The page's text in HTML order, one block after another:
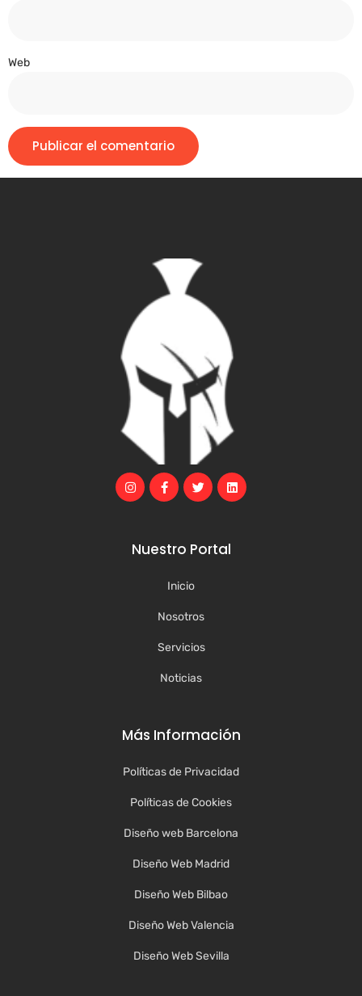
Web
Nuestro Portal
Inicio
Nosotros
Servicios
Noticias
Más Información
Políticas de Privacidad
Políticas de Cookies
Diseño web Barcelona
Diseño Web Madrid
Diseño Web Bilbao
Diseño Web Valencia
Diseño Web Sevilla